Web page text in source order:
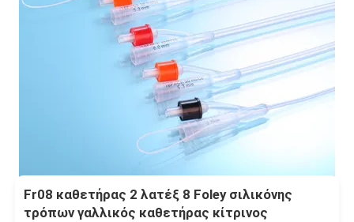
Fr08 καθετήρας 2 λατέξ 8 Foley σιλικόνης
τρόπων γαλλικός καθετήρας κίτρινος